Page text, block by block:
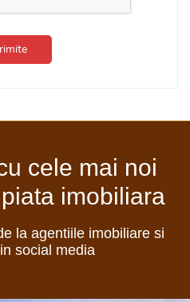
cele mai noi
imobiliara
la agentiile imobiliare si
social media